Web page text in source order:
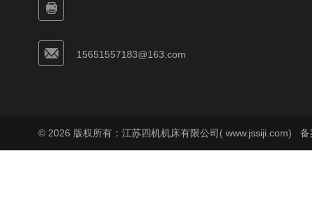
15651557183@163.com
© 2026 版权所有：江苏四机机床有限公司( www.jssiji.com) 备